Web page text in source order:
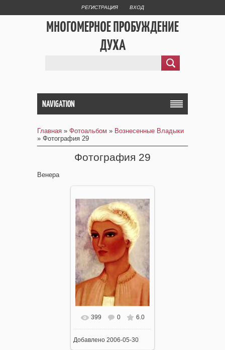
РЕГИСТРАЦИЯ ВХОД
МНОГОМЕРНОЕ ПРОБУЖДЕНИЕ
ДУХА
NAVIGATION
Главная » Фотоальбом » Вознесенные Владыки
» Фотография 29
Фотография 29
Венера
399 0 6.0
Добавлено 2006-05-30